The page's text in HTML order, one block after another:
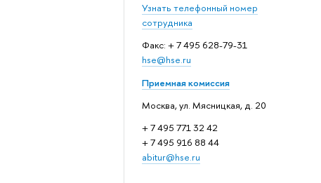
Узнать телефонный номер
сотрудника
Факс: + 7 495 628-79-31
hse@hse.ru
Приемная комиссия
Москва, ул. Мясницкая, д. 20
+ 7 495 771 32 42
+ 7 495 916 88 44
abitur@hse.ru